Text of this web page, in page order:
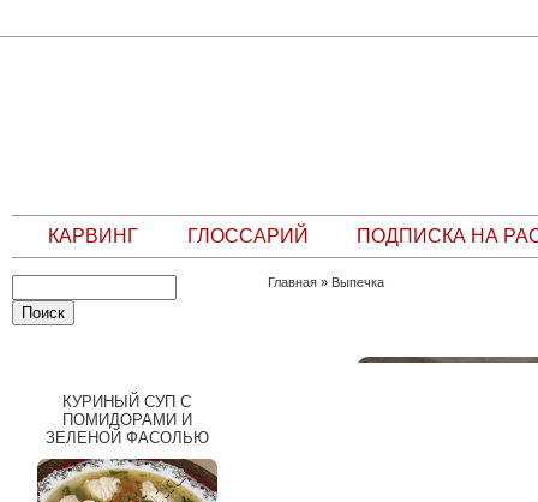
КАРВИНГ ГЛОССАРИЙ ПОДПИСКА НА
Главная » Выпечка
КУРИНЫЙ СУП С
ПОМИДОРАМИ И
ЗЕЛЕНОЙ ФАСОЛЬЮ